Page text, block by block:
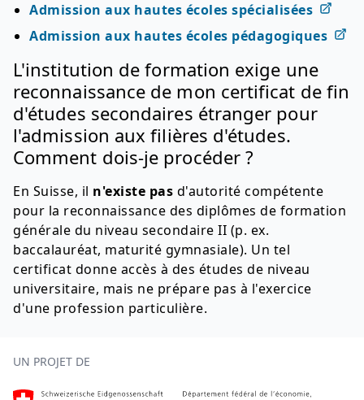
Admission aux hautes écoles spécialisées
Admission aux hautes écoles pédagogiques
L'institution de formation exige une
reconnaissance de mon certificat de fin
d'études secondaires étranger pour
l'admission aux filières d'études.
Comment dois-je procéder ?
En Suisse, il n'existe pas d'autorité compétente
pour la reconnaissance des diplômes de formation
générale du niveau secondaire II (p. ex.
baccalauréat, maturité gymnasiale). Un tel
certificat donne accès à des études de niveau
universitaire, mais ne prépare pas à l'exercice
d'une profession particulière.
UN PROJET DE